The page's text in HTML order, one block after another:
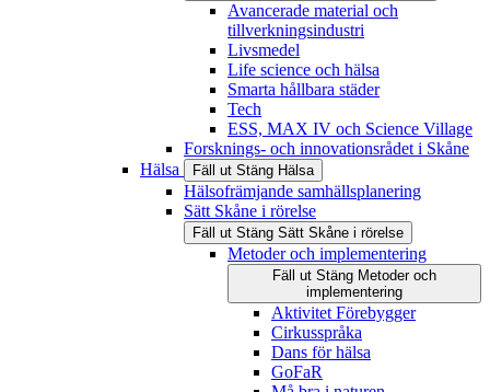
Avancerade material och
tillverkningsindustri
Livsmedel
Life science och hälsa
Smarta hållbara städer
Tech
ESS, MAX IV och Science Village
Forsknings- och innovationsrådet i Skåne
Hälsa
Fäll ut Stäng Hälsa
Hälsofrämjande samhällsplanering
Sätt Skåne i rörelse
Fäll ut Stäng Sätt Skåne i rörelse
Metoder och implementering
Fäll ut Stäng Metoder och
implementering
Aktivitet Förebygger
Cirkusspråka
Dans för hälsa
GoFaR